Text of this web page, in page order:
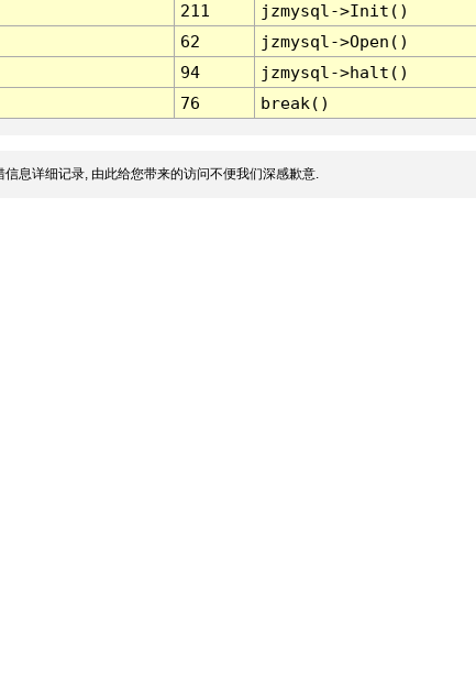
211
jzmysql->Init()
62
jzmysql->Open()
94
jzmysql->halt()
76 break()
息详细记录, 由此给您带来的访问不便我们深感歉意.